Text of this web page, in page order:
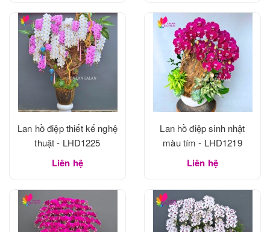
Lan hồ điệp thiết kế nghệ
thuật - LHD1225
Liên hệ
Lan hồ điệp sinh nhật
màu tím - LHD1219
Liên hệ